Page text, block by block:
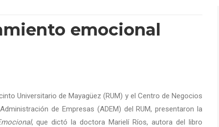
emocional
Universitario de Mayagüez (RUM) y el Centro de Negocios
de Empresas (ADEM) del RUM, presentaron la
, que dictó la doctora Marielí Ríos, autora del libro